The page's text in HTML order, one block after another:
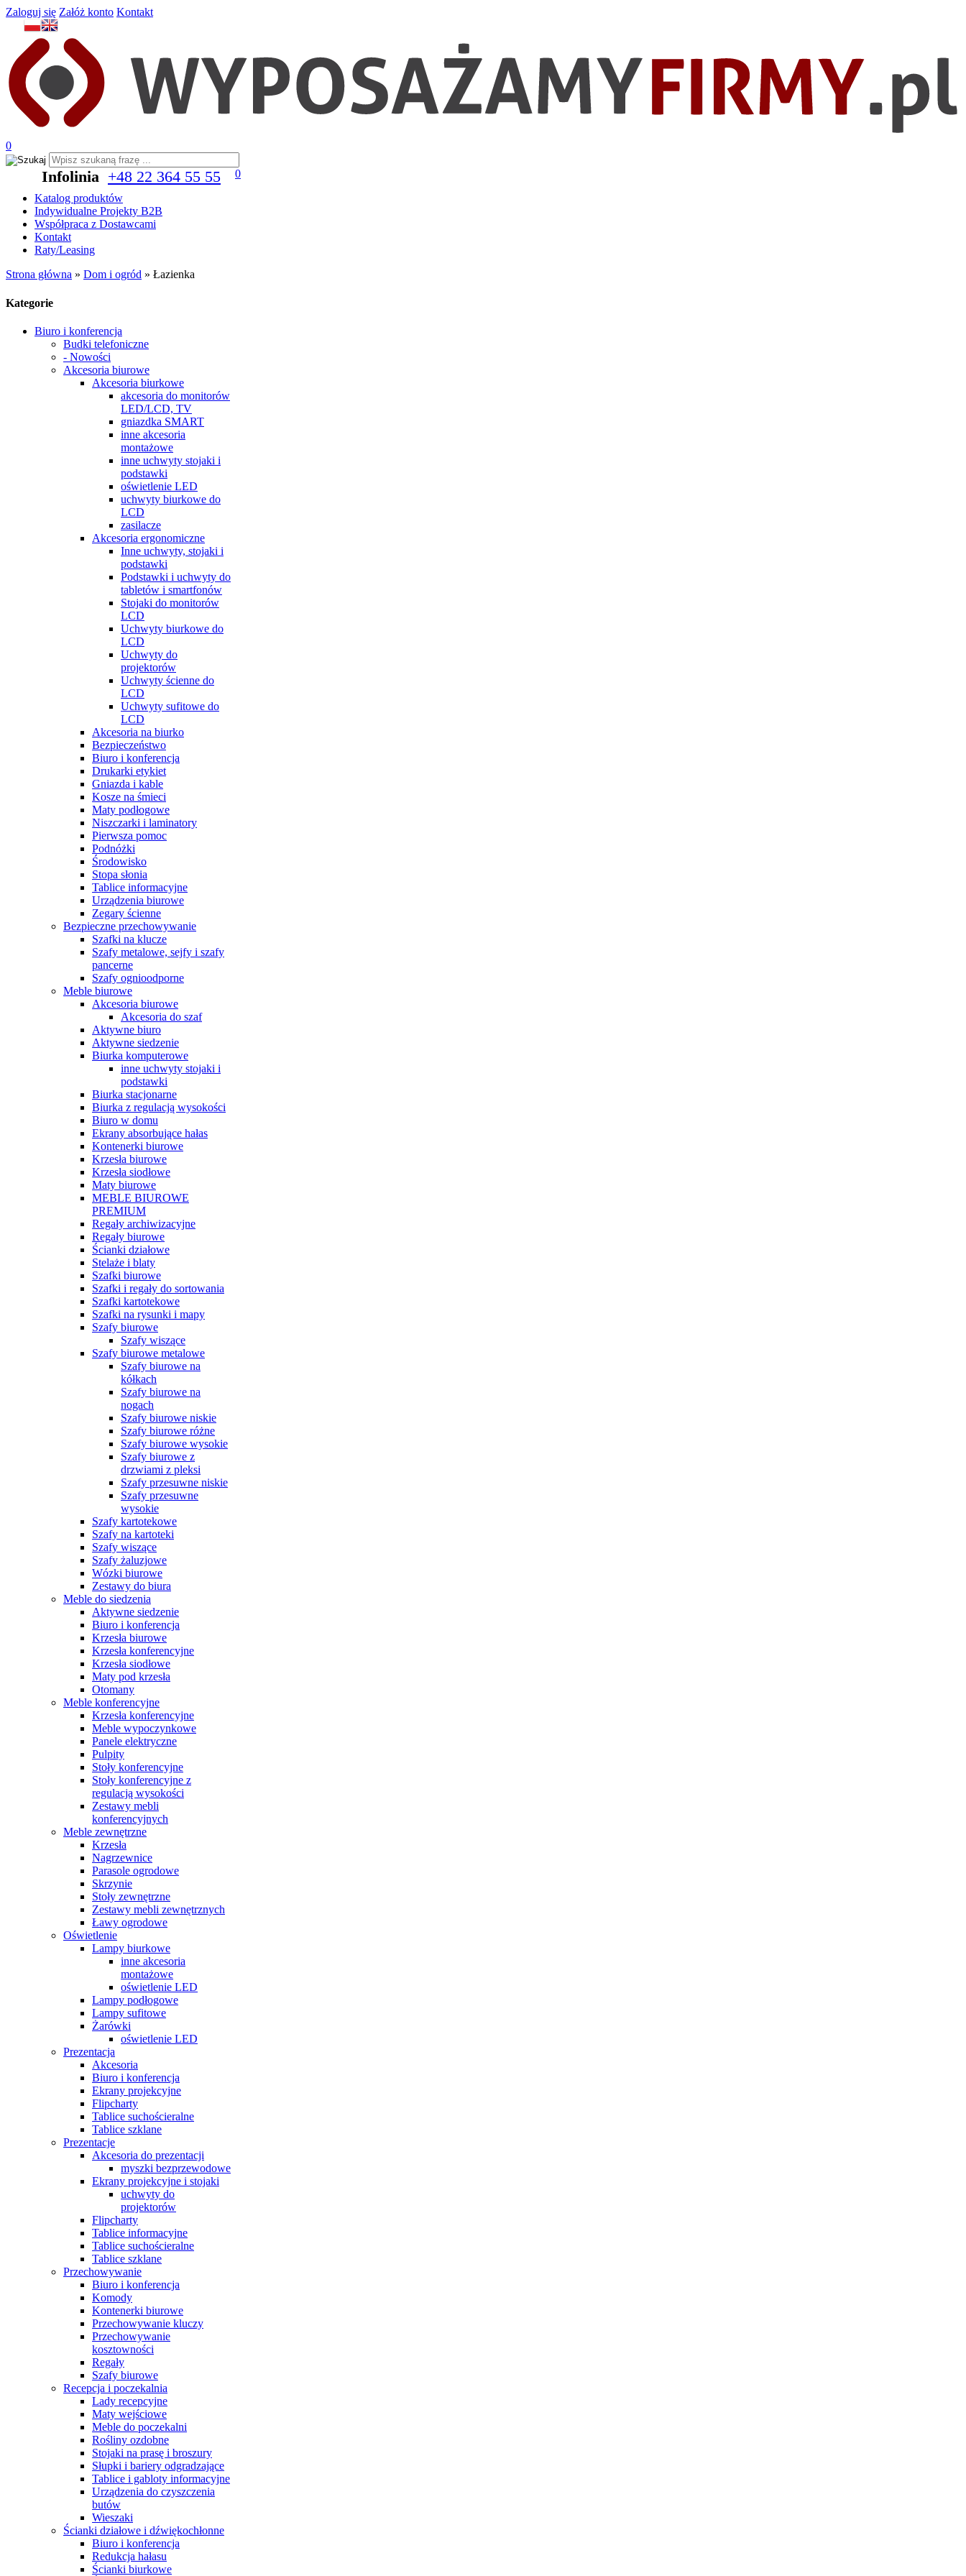
Zaloguj się Załóż konto Kontakt
0
Infolinia +48 22 364 55 55
0
Katalog produktów
Indywidualne Projekty B2B
Współpraca z Dostawcami
Kontakt
Raty/Leasing
Strona główna » Dom i ogród » Łazienka
Kategorie
Biuro i konferencja
Budki telefoniczne
- Nowości
Akcesoria biurowe
Akcesoria biurkowe
akcesoria do monitorów
LED/LCD, TV
gniazdka SMART
inne akcesoria
montażowe
inne uchwyty stojaki i
podstawki
oświetlenie LED
uchwyty biurkowe do
LCD
zasilacze
Akcesoria ergonomiczne
Inne uchwyty, stojaki i
podstawki
Podstawki i uchwyty do
tabletów i smartfonów
Stojaki do monitorów
LCD
Uchwyty biurkowe do
LCD
Uchwyty do
projektorów
Uchwyty ścienne do
LCD
Uchwyty sufitowe do
LCD
Akcesoria na biurko
Bezpieczeństwo
Biuro i konferencja
Drukarki etykiet
Gniazda i kable
Kosze na śmieci
Maty podłogowe
Niszczarki i laminatory
Pierwsza pomoc
Podnóżki
Środowisko
Stopa słonia
Tablice informacyjne
Urządzenia biurowe
Zegary ścienne
Bezpieczne przechowywanie
Szafki na klucze
Szafy metalowe, sejfy i szafy
pancerne
Szafy ognioodporne
Meble biurowe
Akcesoria biurowe
Akcesoria do szaf
Aktywne biuro
Aktywne siedzenie
Biurka komputerowe
inne uchwyty stojaki i
podstawki
Biurka stacjonarne
Biurka z regulacją wysokości
Biuro w domu
Ekrany absorbujące hałas
Kontenerki biurowe
Krzesła biurowe
Krzesła siodłowe
Maty biurowe
MEBLE BIUROWE
PREMIUM
Regały archiwizacyjne
Regały biurowe
Ścianki działowe
Stelaże i blaty
Szafki biurowe
Szafki i regały do sortowania
Szafki kartotekowe
Szafki na rysunki i mapy
Szafy biurowe
Szafy wiszące
Szafy biurowe metalowe
Szafy biurowe na
kółkach
Szafy biurowe na
nogach
Szafy biurowe niskie
Szafy biurowe różne
Szafy biurowe wysokie
Szafy biurowe z
drzwiami z pleksi
Szafy przesuwne niskie
Szafy przesuwne
wysokie
Szafy kartotekowe
Szafy na kartoteki
Szafy wiszące
Szafy żaluzjowe
Wózki biurowe
Zestawy do biura
Meble do siedzenia
Aktywne siedzenie
Biuro i konferencja
Krzesła biurowe
Krzesła konferencyjne
Krzesła siodłowe
Maty pod krzesła
Otomany
Meble konferencyjne
Krzesła konferencyjne
Meble wypoczynkowe
Panele elektryczne
Pulpity
Stoły konferencyjne
Stoły konferencyjne z
regulacją wysokości
Zestawy mebli
konferencyjnych
Meble zewnętrzne
Krzesła
Nagrzewnice
Parasole ogrodowe
Skrzynie
Stoły zewnętrzne
Zestawy mebli zewnętrznych
Ławy ogrodowe
Oświetlenie
Lampy biurkowe
inne akcesoria
montażowe
oświetlenie LED
Lampy podłogowe
Lampy sufitowe
Żarówki
oświetlenie LED
Prezentacja
Akcesoria
Biuro i konferencja
Ekrany projekcyjne
Flipcharty
Tablice suchościeralne
Tablice szklane
Prezentacje
Akcesoria do prezentacji
myszki bezprzewodowe
Ekrany projekcyjne i stojaki
uchwyty do
projektorów
Flipcharty
Tablice informacyjne
Tablice suchościeralne
Tablice szklane
Przechowywanie
Biuro i konferencja
Komody
Kontenerki biurowe
Przechowywanie kluczy
Przechowywanie
kosztowności
Regały
Szafy biurowe
Recepcja i poczekalnia
Lady recepcyjne
Maty wejściowe
Meble do poczekalni
Rośliny ozdobne
Stojaki na prasę i broszury
Słupki i bariery odgradzające
Tablice i gabloty informacyjne
Urządzenia do czyszczenia
butów
Wieszaki
Ścianki działowe i dźwiękochłonne
Biuro i konferencja
Redukcja hałasu
Ścianki biurkowe